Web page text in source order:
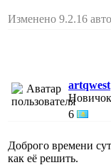
Изменено 9.2.16
artqwest
Новичок
6
Доброго времени
как её решить.